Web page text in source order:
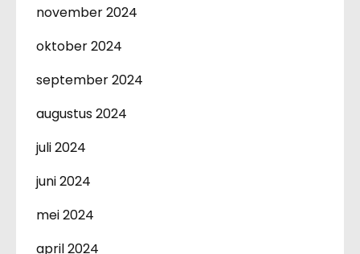
november 2024
oktober 2024
september 2024
augustus 2024
juli 2024
juni 2024
mei 2024
april 2024